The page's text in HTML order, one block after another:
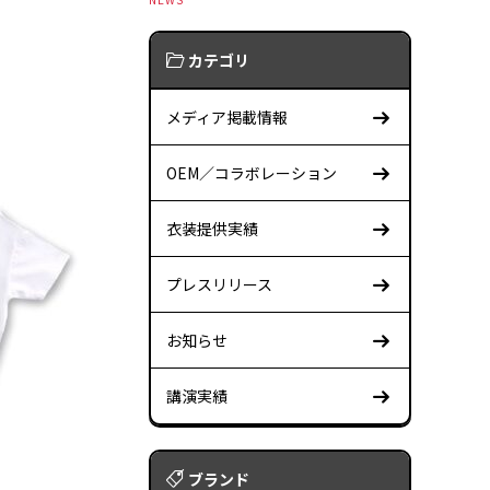
カテゴリ
メディア掲載情報
OEM／コラボレーション
衣装提供実績
プレスリリース
お知らせ
講演実績
ブランド